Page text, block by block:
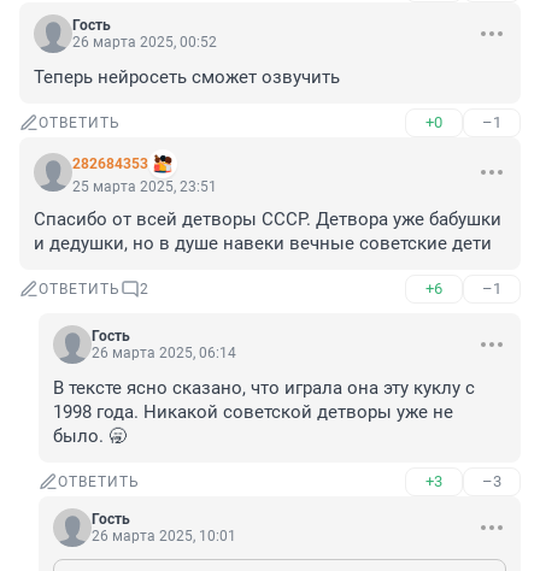
Гость
26 марта 2025, 00:52
Теперь нейросеть сможет озвучить
ОТВЕТИТЬ +0 –1
282684353
25 марта 2025, 23:51
Спасибо от всей детворы СССР. Детвора уже бабушки
и дедушки, но в душе навеки вечные советские дети
ОТВЕТИТЬ 2 +6 –1
Гость
26 марта 2025, 06:14
В тексте ясно сказано, что играла она эту куклу с
1998 года. Никакой советской детворы уже не
было. 🥱
ОТВЕТИТЬ +3 –3
Гость
26 марта 2025, 10:01